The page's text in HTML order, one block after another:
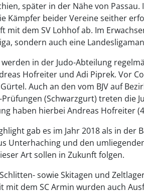
später in der Nähe von
Kämpfer beider Vereine seither
mit dem SV Lohhof ab. Im
sondern auch eine
in der Judo-Abteilung
Hofreiter und Adi Piprek. Vor
Auch an den vom BJV auf
(Schwarzgurt) treten die
haben hierbei Andreas Hofreiter
gab es im Jahr 2018 als in
Unterhaching und den
Art sollen in Zukunft folgen.
sowie Skitagen und
mit dem SC Armin wurden auch